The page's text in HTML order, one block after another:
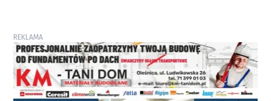
REKLAMA